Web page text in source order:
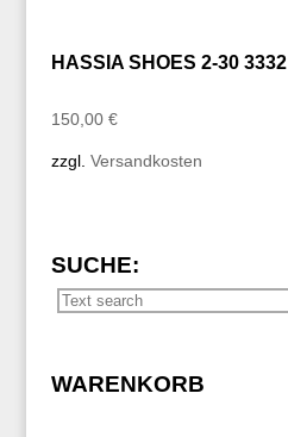
HASSIA SHOES 2-30 3332
150,00 €
zzgl. Versandkosten
SUCHE:
WARENKORB